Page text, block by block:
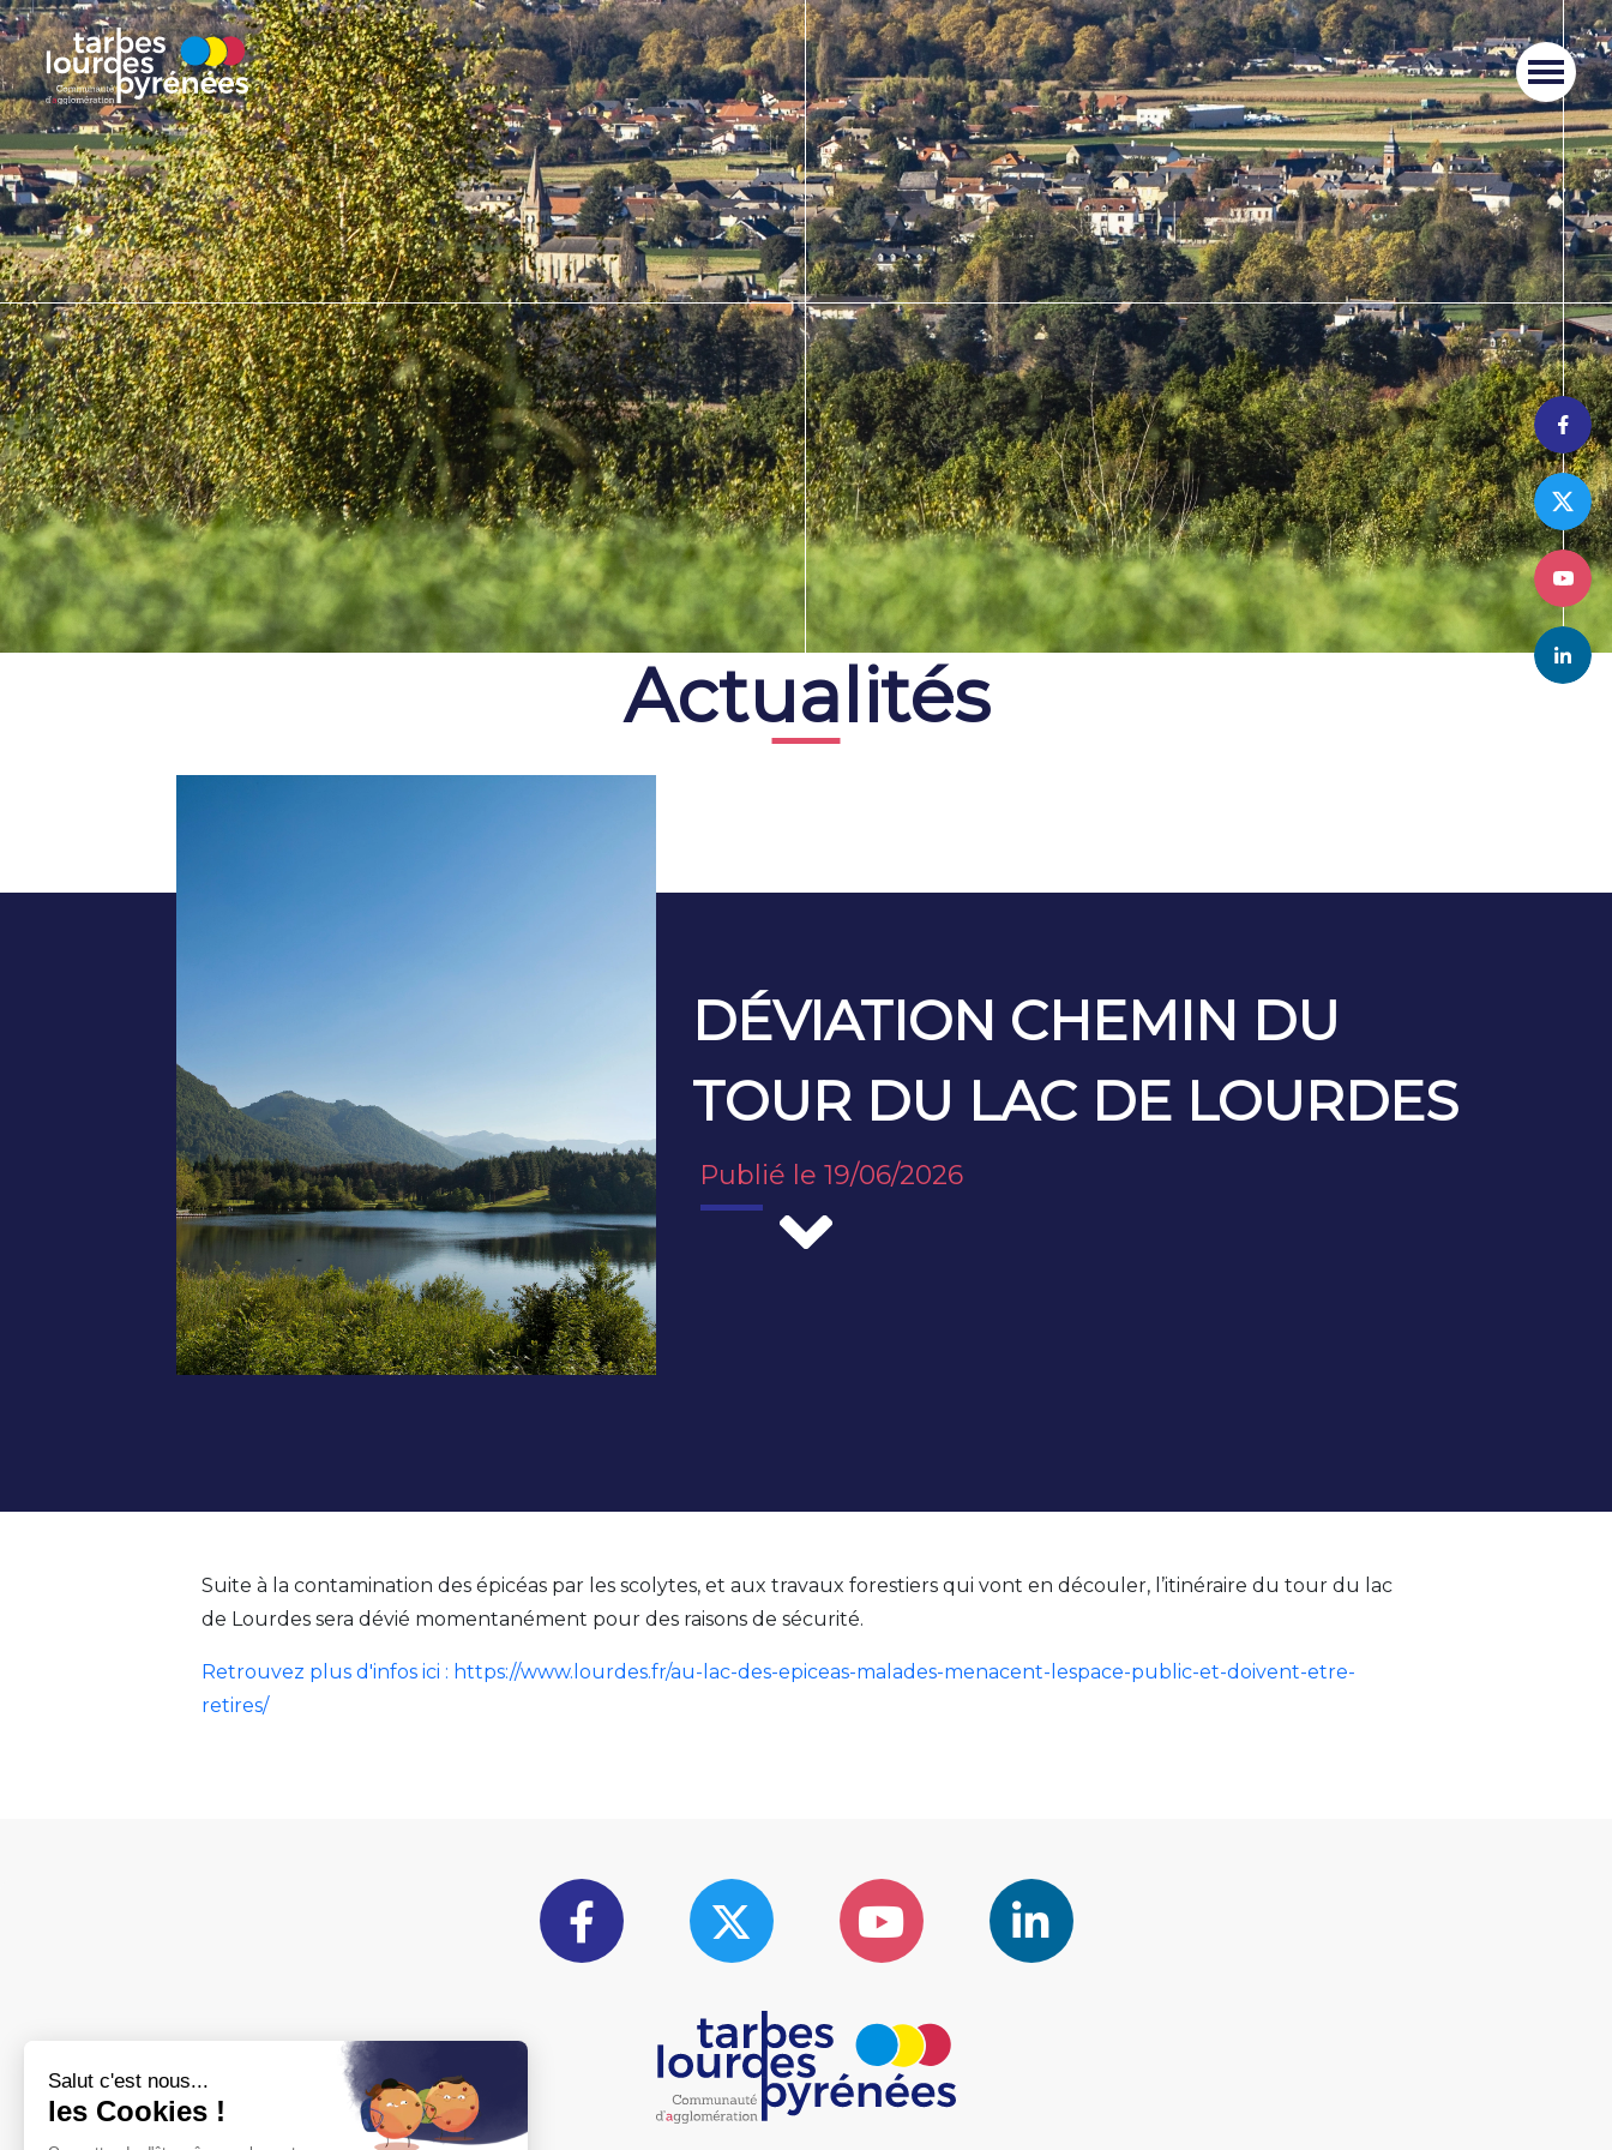
Actualités
DÉVIATION CHEMIN DU
TOUR DU LAC DE LOURDES
Publié le 19/06/2026
Suite à la contamination des épicéas par les scolytes, et aux travaux forestiers qui vont en découler, l’itinéraire du tour du lac
de Lourdes sera dévié momentanément pour des raisons de sécurité.
Retrouvez plus d'infos ici : https://www.lourdes.fr/au-lac-des-epiceas-malades-menacent-lespace-public-et-doivent-etre-
retires/